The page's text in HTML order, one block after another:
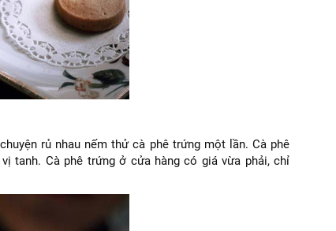
rủ nhau nếm thử cà phê trứng một lần. Cà phê
tanh. Cà phê trứng ở cửa hàng có giá vừa phải, chỉ